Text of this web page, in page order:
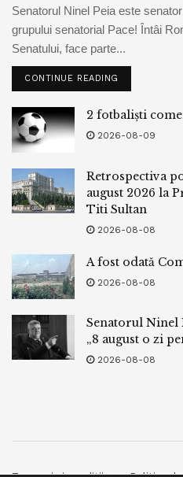
Senatorul Ninel Peia este
grupului senatorial Pace! Întâi
Senatului, face parte...
CONTINUE READING
2 fotbaliști
2026-08-09
Retrospectiva
august 2026 la
Titi Sultan
2026-08-08
A fost odată
2026-08-08
Senatorul Ninel
„8 august o zi
2026-08-08